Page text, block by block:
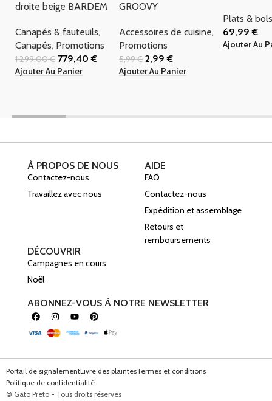
droite beige BARDEM
Canapés & fauteuils,
Canapés, Promotions
1 299,00€ 779,40€
Ajouter Au Panier
GROOVY
Accessoires de cuisine,
Promotions
5,99€ 2,99€
Ajouter Au Panier
Plats &
69,99€
Ajouter Au
À PROPOS DE NOUS
Contactez-nous
Travaillez avec nous
AIDE
FAQ
Contactez-nous
Expédition et assemblage
Retours et
remboursements
DÉCOUVRIR
Campagnes en cours
Noël
ABONNEZ-VOUS À NOTRE NEWSLETTER
Portail de signalementLivre des plaintesTermes et conditions
Politique de confidentialité
© Gato Preto - Tous droits réservés